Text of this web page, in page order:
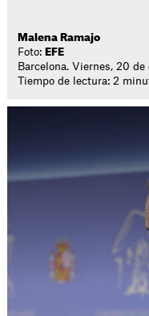
Malena Ramajo
Foto: EFE
Barcelona. Viernes, 20
Tiempo de lectura: 2